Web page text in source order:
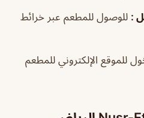
: للوصول للمطعم عبر خرائط
للموقع الإلكتروني للمطعم